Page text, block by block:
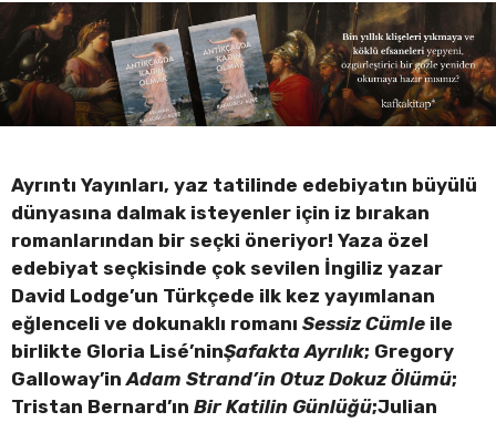
Ayrıntı Yayınları, yaz tatilinde edebiyatın büyülü
dünyasına dalmak isteyenler için iz bırakan
romanlarından bir seçki öneriyor! Yaza özel
edebiyat seçkisinde çok sevilen İngiliz yazar
David Lodge’un Türkçede ilk kez yayımlanan
eğlenceli ve dokunaklı romanı Sessiz Cümle ile
birlikte Gloria Lisé’ninŞafakta Ayrılık; Gregory
Galloway’inAdam Strand’in Otuz Dokuz Ölümü;
Tristan Bernard’ın Bir Katilin Günlüğü;Julian